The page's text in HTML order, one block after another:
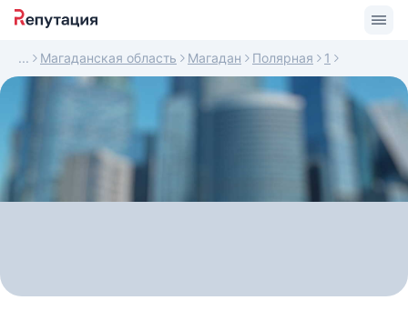
Магаданская область Магадан Полярная 1